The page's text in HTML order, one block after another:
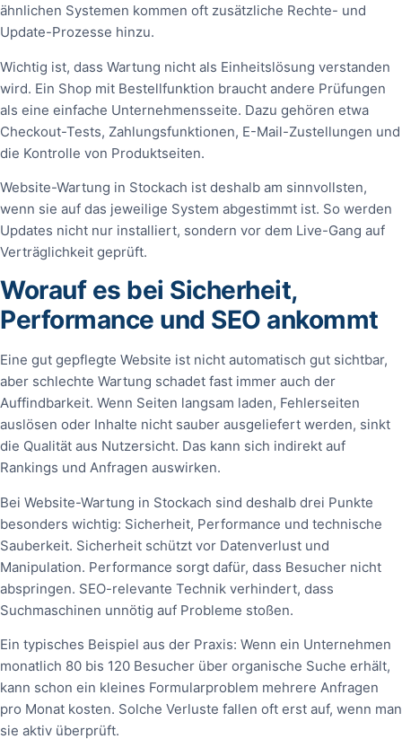
ähnlichen Systemen kommen oft zusätzliche Rechte- und
Update-Prozesse hinzu.
Wichtig ist, dass Wartung nicht als Einheitslösung verstanden
wird. Ein Shop mit Bestellfunktion braucht andere Prüfungen
als eine einfache Unternehmensseite. Dazu gehören etwa
Checkout-Tests, Zahlungsfunktionen, E-Mail-Zustellungen und
die Kontrolle von Produktseiten.
Website-Wartung in Stockach ist deshalb am sinnvollsten,
wenn sie auf das jeweilige System abgestimmt ist. So werden
Updates nicht nur installiert, sondern vor dem Live-Gang auf
Verträglichkeit geprüft.
Worauf es bei Sicherheit,
Performance und SEO ankommt
Eine gut gepflegte Website ist nicht automatisch gut sichtbar,
aber schlechte Wartung schadet fast immer auch der
Auffindbarkeit. Wenn Seiten langsam laden, Fehlerseiten
auslösen oder Inhalte nicht sauber ausgeliefert werden, sinkt
die Qualität aus Nutzersicht. Das kann sich indirekt auf
Rankings und Anfragen auswirken.
Bei Website-Wartung in Stockach sind deshalb drei Punkte
besonders wichtig: Sicherheit, Performance und technische
Sauberkeit. Sicherheit schützt vor Datenverlust und
Manipulation. Performance sorgt dafür, dass Besucher nicht
abspringen. SEO-relevante Technik verhindert, dass
Suchmaschinen unnötig auf Probleme stoßen.
Ein typisches Beispiel aus der Praxis: Wenn ein Unternehmen
monatlich 80 bis 120 Besucher über organische Suche erhält,
kann schon ein kleines Formularproblem mehrere Anfragen
pro Monat kosten. Solche Verluste fallen oft erst auf, wenn man
sie aktiv überprüft.